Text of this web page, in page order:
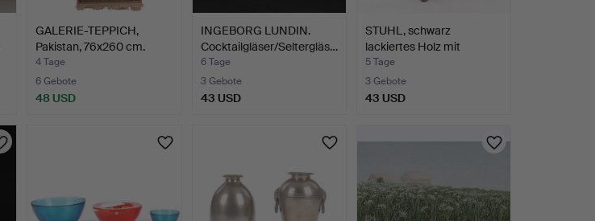
GALERIE-TEPPICH,
Pakistan, 76x260 cm.
4 Tage
6 Gebote
48 USD
INGEBORG LUNDIN.
Cocktailgläser/Seltergläs…
6 Tage
3 Gebote
43 USD
STUHL, schwarz
lackiertes Holz mit
Golddet…
5 Tage
3 Gebote
43 USD